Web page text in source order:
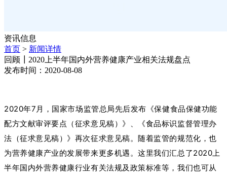
资讯信息
首页 > 新闻详情
回顾┃2020上半年国内外营养健康产业相关法规盘点
发布时间：2020-08-08
2020年7月，国家市场监管总局先后发布《保健食品保健功能
配方文献审评要点（征求意见稿）》、《食品标识监督管理办
法（征求意见稿）》再次征求意见稿。随着监管的规范化，也
为营养健康产业的发展带来更多机遇。这里我们汇总了2020上
半年国内外营养健康行业有关法规及政策标准等，我们也可从